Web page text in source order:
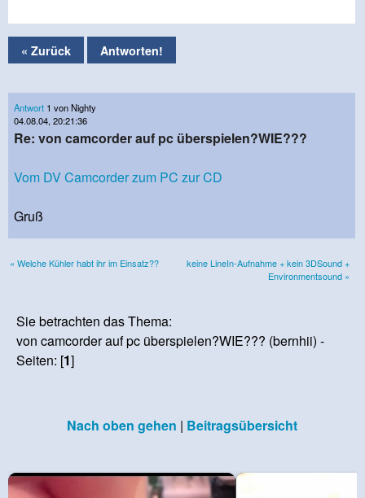
« Zurück Antworten!
Antwort 1 von Nighty
04.08.04, 20:21:36
Re: von camcorder auf pc überspielen?WIE???
Vom DV Camcorder zum PC zur CD
Gruß
« Welche Kühler habt ihr im Einsatz??
keine LineIn-Aufnahme + kein 3DSound +
Environmentsound »
Sie betrachten das Thema:
von camcorder auf pc überspielen?WIE??? (bernhii) -
Seiten: [1]
Nach oben gehen | Beitragsübersicht